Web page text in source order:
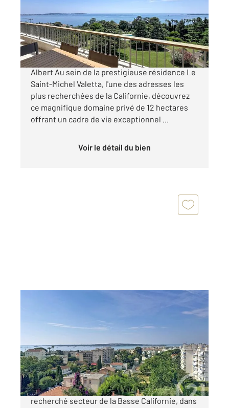
Appartement F3 à vendre
1 440 000 €
Exclusivité Cannes Californie Avenue du Roi
Albert Au sein de la prestigieuse résidence Le
Saint-Michel Valetta, l'une des adresses les
plus recherchées de la Californie, découvrez
ce magnifique domaine privé de 12 hectares
offrant un cadre de vie exceptionnel ...
Voir le détail du bien
Ref : 52270
Appartement F3 à vendre
499 000 €
EXCLUSIVITÉ Cannes Au cœur du très
recherché secteur de la Basse Californie, dans